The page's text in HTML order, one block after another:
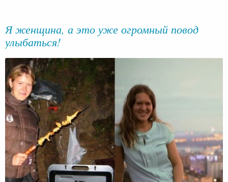
Я женщина, а это уже огромный повод
улыбаться!